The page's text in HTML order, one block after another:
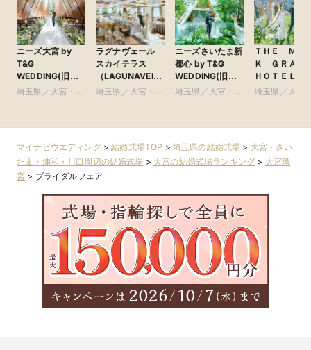
ニーズ大宮 by
T&G
WEDDING(旧
アーヴェリール迎
埼玉県／大宮・さ
ラグナヴェール
スカイテラス
（LAGUNAVEIL
SkyTerrace）
埼玉県／大宮・さ
ニーズさいたま新
都心 by T&G
WEDDING(旧
ガーデンヒルズ迎
埼玉県／大宮・さ
ＴＨＥ ＭＡ
Ｋ ＧＲＡ
ＨＯＴＥＬ
●Plan・Do・
埼玉県／大宮
マイナビウエディング>結婚式場TOP > 埼玉県の結婚式場 > 大宮・さい
たま・浦和・川口周辺の結婚式場 > 大宮の結婚式場ランキング > 大宮璃
宮 > ブライダルフェア